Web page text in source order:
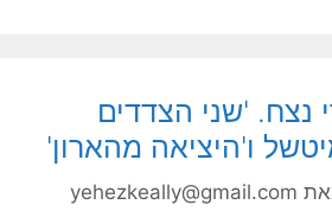
נצח. 'שני הצדדים
ו'היציאה מהארון'
yehezkeally@gmail.com